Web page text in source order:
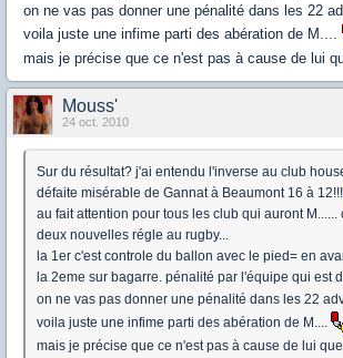
on ne vas pas donner une pénalité dans les 22
voila juste une infime parti des abération de M....
mais je précise que ce n'est pas à cause de lui
Mouss'
24 oct. 2010
Sur du résultat? j'ai entendu l'inverse au club
défaite misérable de Gannat à Beaumont 16 à
au fait attention pour tous les club qui auront M......
deux nouvelles régle au rugby...
la 1er c'est controle du ballon avec le pied= en
la 2eme sur bagarre. pénalité par l'équipe qui est
on ne vas pas donner une pénalité dans les 22
voila juste une infime parti des abération de M....
mais je précise que ce n'est pas à cause de lui